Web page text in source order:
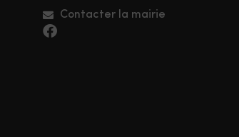
Contacter la mairie